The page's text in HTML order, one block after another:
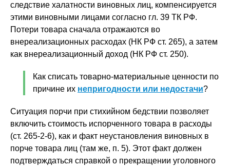
следствие халатности виновных лиц, компенсируется
этими виновными лицами согласно гл. 39 ТК РФ.
Потери товара сначала отражаются во
внереализационных расходах (НК РФ ст. 265), а затем
как внереализационный доход (НК РФ ст. 250).
Как списать товарно-материальные ценности по
причине их непригодности или недостачи?
Ситуация порчи при стихийном бедствии позволяет
включить стоимость испорченного товара в расходы
(ст. 265-2-6), как и факт неустановления виновных в
порче товара лиц (там же, п. 5). Этот факт должен
подтверждаться справкой о прекращении уголовного